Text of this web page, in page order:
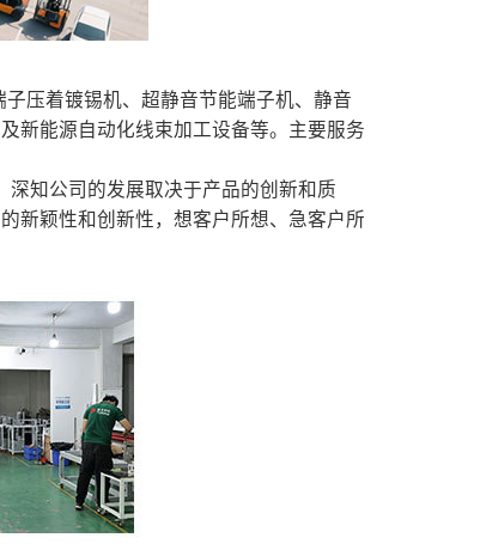
压着镀锡机、超静音节能端子机、静音
新能源自动化线束加工设备等。主要服务
知公司的发展取决于产品的创新和质
新颖性和创新性，想客户所想、急客户所